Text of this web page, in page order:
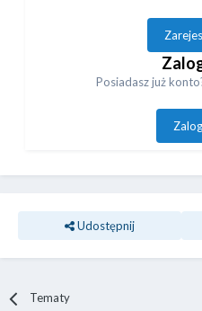
Posiadasz już
Udostępnij
Tematy